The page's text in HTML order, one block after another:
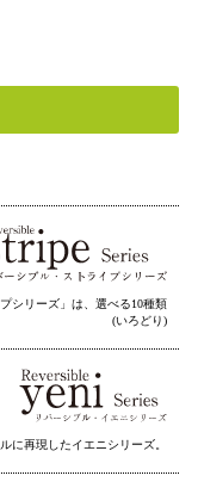
シリーズ」は、選べる10種類
(いろどり)
に再現したイエニシリーズ。